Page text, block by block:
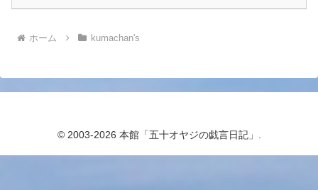
ホーム kumachan's
© 2003-2026 本館「五十オヤジの戯言日記」.